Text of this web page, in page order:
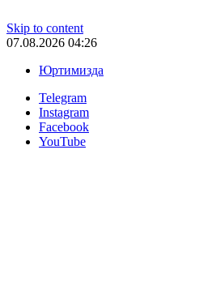
Skip to content
07.08.2026 04:26
Юртимизда
Telegram
Instagram
Facebook
YouTube